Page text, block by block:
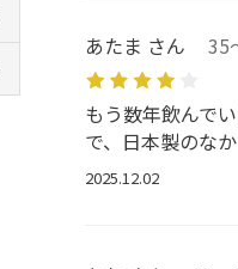
あたま さん 35
もう数年飲んで
で、日本製のな
2025.12.02